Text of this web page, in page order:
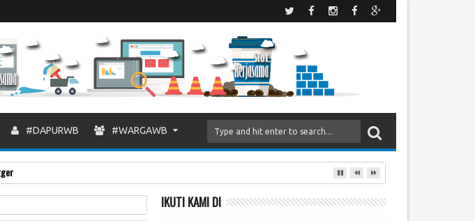
#DAPURWB #WARGAWB
IKUTI KAMI DI